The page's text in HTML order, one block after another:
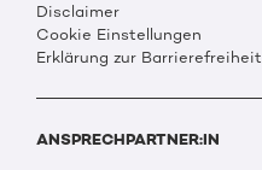
Disclaimer
Cookie Einstellungen
Erklärung zur Barrierefreiheit
ANSPRECHPARTNER:IN